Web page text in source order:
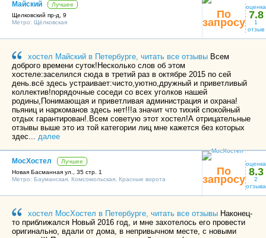
Майский
Лучшее
Щелковский пр-д, 9
Метро: Щёлковская
По
запросу
оценка
7.8
1
отзыв
хостел Майский в Петербурге, читать все отзывы Всем
доброго времени суток!Несколько слов об этом
хостеле:заселился сюда в третий раз в октябре 2015 по сей
день.всё здесь устраивает:чисто,уютно,дружный и приветливый
коллектив!порядочные соседи со всех уголков нашей
родины,Понимающая и приветливая администрация и охрана!
пьяниц и наркоманов здесь нет!!!а значит что тихий спокойный
отдых гарантирован!.Всем советую этот хостел!А отрицательные
отзывы выше это из той категории лиц мне кажется без которых
здес... далее
МосХостел
Лучшее
Новая Басманная ул., 35 стр. 1
Метро: Бауманская Комсомольская Красные ворота
По
запросу
оценка
8.3
2
отзыва
хостел МосХостел в Петербурге, читать все отзывы Наконец-
то приближался Новый 2016 год, и мне захотелось его провести
оригинально, вдали от дома, в непривычном месте, с новыми